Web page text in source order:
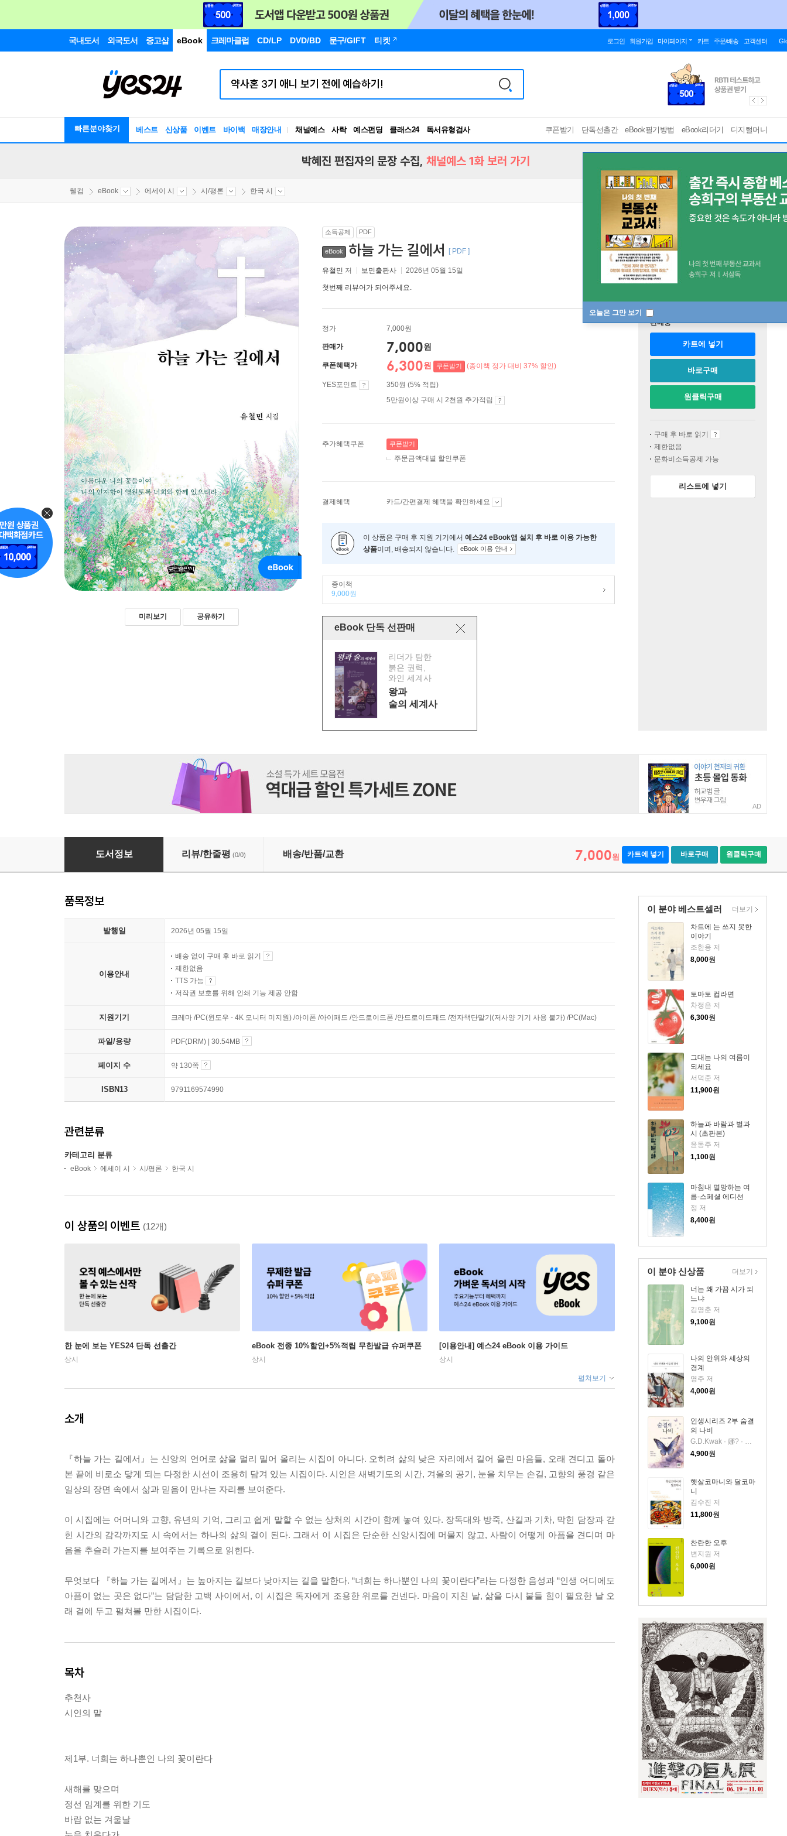
국내도서 외국도서 중고샵 eBook 크레마클럽 CD/LP DVD/BD 문구/GIFT 티켓 로그인 회원가입 마이페이지 카트 주문/배송 고객센터
빠른분야찾기 베스트 신상품 이벤트 바이백 매장안내 채널예스 사락 예스펀딩 클래스24
RBTI Lab
독서유형검사
쿠폰받기 단독선출간 eBook필기방법 eBook리더기 디지털머니
오늘은 그만 보기
박혜진 편집자의 문장 수집, 채널예스 1화 보러 가기
웰컴 eBook 에세이 시 시/평론 한국 시
미리보기 공유하기
소득공제 PDF
eBook 하늘 가는 길에서 [ PDF ]
유철민 저 보민출판사 2026년 05월 15일
첫번째 리뷰어가 되어주세요.
정가 7,000원
판매가 7,000원
쿠폰혜택가 6,300원 쿠폰받기 (종이책 정가 대비 37% 할인)
YES포인트
350원 (5% 적립)
5만원이상 구매 시 2천원 추가적립
추가혜택쿠폰 쿠폰받기
주문금액대별 할인쿠폰
결제혜택 카드/간편결제 혜택을 확인하세요
이 상품은 구매 후 지원 기기에서 예스24 eBook앱 설치 후 바로 이용 가능한
상품이며, 배송되지 않습니다. eBook 이용 안내
종이책
9,000원
eBook 단독 선판매
리더가 탐한
붉은 권력,
와인 세계사
왕과
술의 세계사
판매중
카트에 넣기
바로구매
원클릭구매
구매 후 바로 읽기
제한없음
문화비소득공제 가능
리스트에 넣기
AD
하늘 가는 길에서
도서정보 리뷰/한줄평 (0/0) 배송/반품/교환 7,000원 카트에 넣기 바로구매 원클릭구매
이 분야 베스트셀러
차트에 는 쓰지 못한
이야기
조한응 저
8,000원
토마토 컵라면
차정은 저
6,300원
그대는 나의 여름이
되세요
서덕준 저
11,900원
하늘과 바람과 별과
시 (초판본)
윤동주 저
1,100원
마침내 멸망하는 여
름-스페셜 에디션
정 저
8,400원
더보기
이 분야 신상품
너는 왜 가끔 시가 되
느냐
김영춘 저
9,100원
나의 안위와 세상의
경계
영주 저
4,000원
인생시리즈 2부 숨결
의 나비
G.D.Kwak · 娜? · 곽도경 저
4,900원
햇살코마니와 달코마
니
김수진 저
11,800원
찬란한 오후
변지원 저
6,000원
더보기
품목정보
발행일 2026년 05월 15일
이용안내
배송 없이 구매 후 바로 읽기
제한없음
TTS 가능
저작권 보호를 위해 인쇄 기능 제공 안함
지원기기 크레마 /PC(윈도우 - 4K 모니터 미지원) /아이폰 /아이패드 /안드로이드폰 /안드로이드패드 /전자책단말기(저사양 기기 사용 불가) /PC(Mac)
파일/용량 PDF(DRM) | 30.54MB
페이지 수 약 130쪽
ISBN13 9791169574990
관련분류
카테고리 분류
eBook 에세이 시 시/평론 한국 시
이 상품의 이벤트 (12개)
한 눈에 보는 YES24 단독 선출간
상시
eBook 전종 10%할인+5%적립 무한발급 슈퍼쿠폰
상시
[이용안내] 예스24 eBook 이용 가이드
상시
펼쳐보기
소개
『하늘 가는 길에서』는 신앙의 언어로 삶을 멀리 밀어 올리는 시집이 아니다. 오히려 삶의 낮은 자리에서 길어 올린 마음들, 오래 견디고 돌아
본 끝에 비로소 닿게 되는 다정한 시선이 조용히 담겨 있는 시집이다. 시인은 새벽기도의 시간, 겨울의 공기, 눈을 치우는 손길, 고향의 풍경 같은
일상의 장면 속에서 삶과 믿음이 만나는 자리를 보여준다.
이 시집에는 어머니와 고향, 유년의 기억, 그리고 쉽게 말할 수 없는 상처의 시간이 함께 놓여 있다. 장독대와 방죽, 산길과 기차, 막힌 담장과 갇
힌 시간의 감각까지도 시 속에서는 하나의 삶의 결이 된다. 그래서 이 시집은 단순한 신앙시집에 머물지 않고, 사람이 어떻게 아픔을 견디며 마
음을 추슬러 가는지를 보여주는 기록으로 읽힌다.
무엇보다 『하늘 가는 길에서』는 높아지는 길보다 낮아지는 길을 말한다. “너희는 하나뿐인 나의 꽃이란다”라는 다정한 음성과 “인생 어디에도
아픔이 없는 곳은 없다”는 담담한 고백 사이에서, 이 시집은 독자에게 조용한 위로를 건넨다. 마음이 지친 날, 삶을 다시 붙들 힘이 필요한 날 오
래 곁에 두고 펼쳐볼 만한 시집이다.
목차
추천사
시인의 말
제1부. 너희는 하나뿐인 나의 꽃이란다
새해를 맞으며
정선 임계를 위한 기도
바람 없는 겨울날